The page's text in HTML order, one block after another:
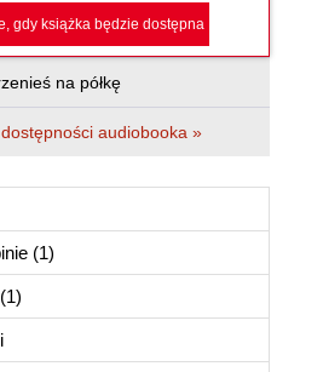
gdy książka będzie dostępna
na półkę
audiobooka »
(1)
(1)